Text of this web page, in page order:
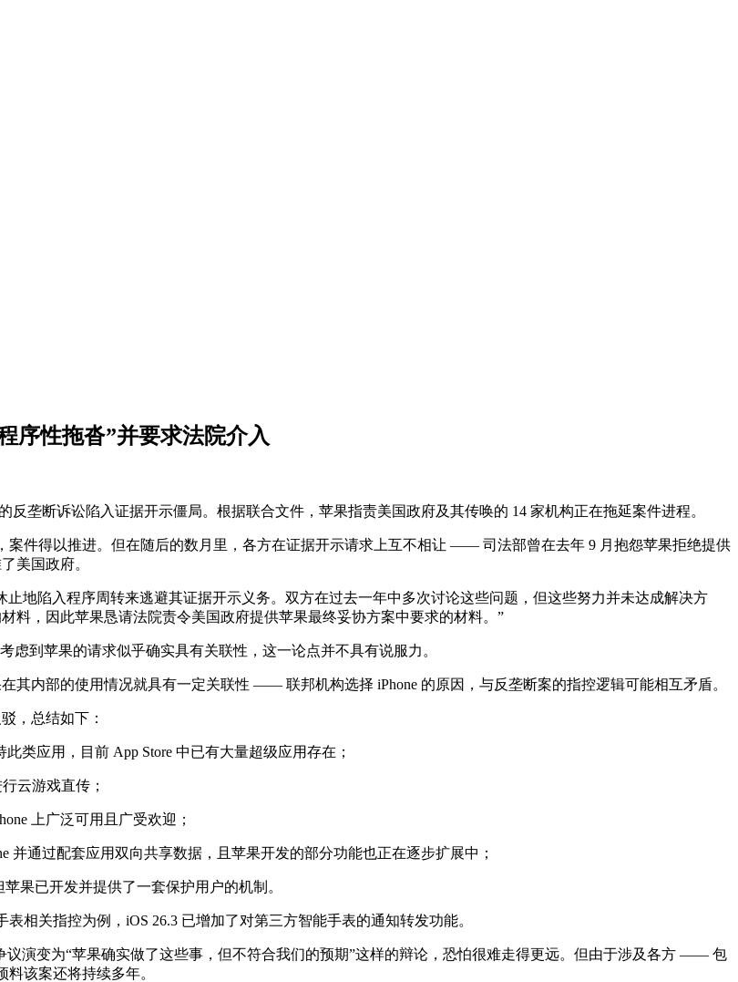
序性拖沓”并要求法院介入
反垄断诉讼陷入证据开示僵局。根据联合文件，苹果指责美国政府及其传唤的 14 家机构正在拖延案件进程。
案件得以推进。但在随后的数月里，各方在证据开示请求上互不相让 —— 司法部曾在去年 9 月抱怨苹果拒绝提供
美国政府。
地陷入程序周转来逃避其证据开示义务。双方在过去一年中多次讨论这些问题，但这些努力并未达成解决方
料，因此苹果恳请法院责令美国政府提供苹果最终妥协方案中要求的材料。”
到苹果的请求似乎确实具有关联性，这一论点并不具有说服力。
其内部的使用情况就具有一定关联性 —— 联邦机构选择 iPhone 的原因，与反垄断案的指控逻辑可能相互矛盾。
，总结如下：
类应用，目前 App Store 中已有大量超级应用存在；
云游戏直传；
上广泛可用且广受欢迎；
通过配套应用双向共享数据，且苹果开发的部分功能也正在逐步扩展中；
果已开发并提供了一套保护用户的机制。
相关指控为例，iOS 26.3 已增加了对第三方智能手表的通知转发功能。
议演变为“苹果确实做了这些事，但不符合我们的预期”这样的辩论，恐怕很难走得更远。但由于涉及各方 —— 包
该案还将持续多年。